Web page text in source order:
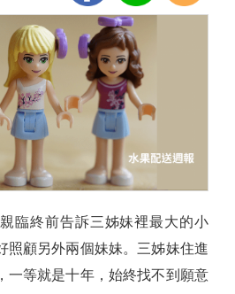
臨終前告訴三姊妹裡最大的小
照顧另外兩個妹妹。三姊妹住進
一等就是十年，始終找不到願意